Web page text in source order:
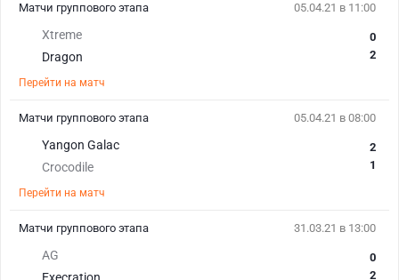
05.04.21 в 11:00
Xtreme
Dragon
0
2
Перейти на матч
Матчи группового этапа
05.04.21 в 08:00
Yangon Galac
Crocodile
2
1
Перейти на матч
Матчи группового этапа
31.03.21 в 13:00
AG
0
2
Матчи группового этапа